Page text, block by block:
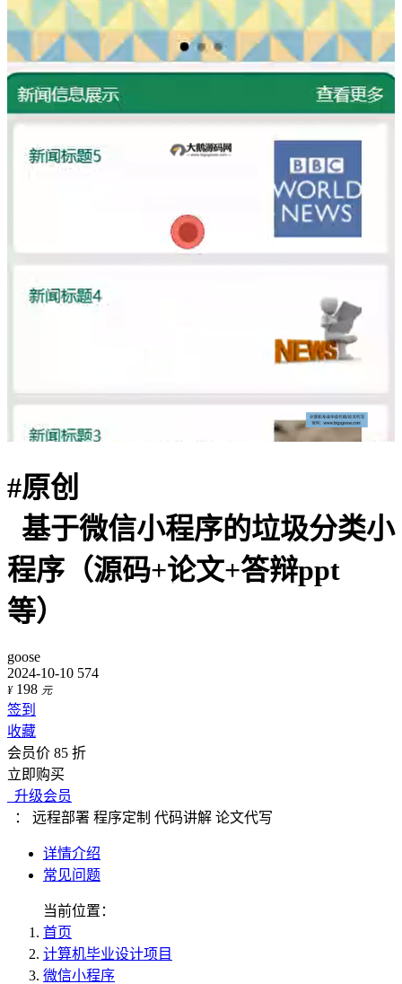
#原创
基于微信小程序的垃圾分类小
程序（源码+论文+答辩ppt
等）
goose
2024-10-10 574
¥ 198 元
签到
收藏
会员价 85 折
立即购买
升级会员
： 远程部署 程序定制 代码讲解 论文代写
详情介绍
常见问题
当前位置：
首页
计算机毕业设计项目
微信小程序